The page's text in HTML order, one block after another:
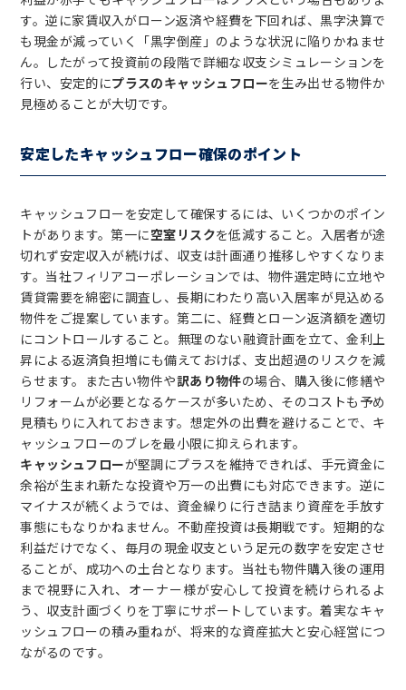
す。逆に家賃収入がローン返済や経費を下回れば、黒字決算で
も現金が減っていく「黒字倒産」のような状況に陥りかねませ
ん。したがって投資前の段階で詳細な収支シミュレーションを
行い、安定的にプラスのキャッシュフローを生み出せる物件か
見極めることが大切です。
安定したキャッシュフロー確保のポイント
キャッシュフローを安定して確保するには、いくつかのポイン
トがあります。第一に空室リスクを低減すること。入居者が途
切れず安定収入が続けば、収支は計画通り推移しやすくなりま
す。当社フィリアコーポレーションでは、物件選定時に立地や
賃貸需要を綿密に調査し、長期にわたり高い入居率が見込める
物件をご提案しています。第二に、経費とローン返済額を適切
にコントロールすること。無理のない融資計画を立て、金利上
昇による返済負担増にも備えておけば、支出超過のリスクを減
らせます。また古い物件や訳あり物件の場合、購入後に修繕や
リフォームが必要となるケースが多いため、そのコストも予め
見積もりに入れておきます。想定外の出費を避けることで、キ
ャッシュフローのブレを最小限に抑えられます。
キャッシュフローが堅調にプラスを維持できれば、手元資金に
余裕が生まれ新たな投資や万一の出費にも対応できます。逆に
マイナスが続くようでは、資金繰りに行き詰まり資産を手放す
事態にもなりかねません。不動産投資は長期戦です。短期的な
利益だけでなく、毎月の現金収支という足元の数字を安定させ
ることが、成功への土台となります。当社も物件購入後の運用
まで視野に入れ、オーナー様が安心して投資を続けられるよ
う、収支計画づくりを丁寧にサポートしています。着実なキャ
ッシュフローの積み重ねが、将来的な資産拡大と安心経営につ
ながるのです。